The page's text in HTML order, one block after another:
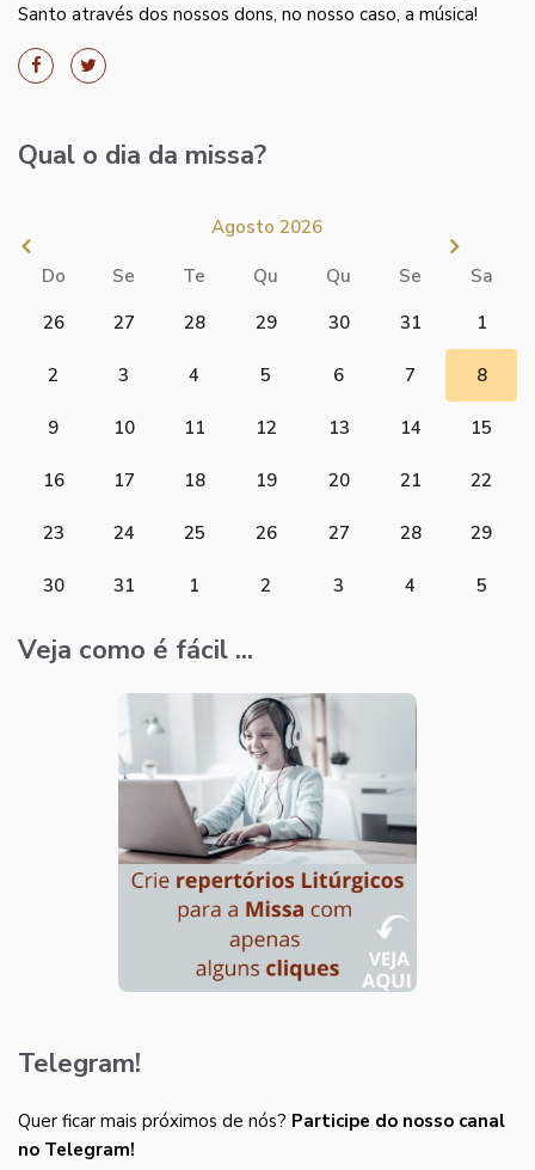
Santo através dos nossos dons, no nosso caso, a música!
Qual o dia da missa?
Agosto 2026
Do Se Te Qu Qu Se
Sa
26
27 28 29 30 31 1
2 3 4 5 6 7 8
9 10 11 12 13 14 15
16 17 18 19 20 21 22
23 24 25 26 27 28 29
30 31 1 2 3 4 5
Veja como é fácil ...
Telegram!
Quer ficar mais próximos de nós? Participe do nosso canal
no Telegram!